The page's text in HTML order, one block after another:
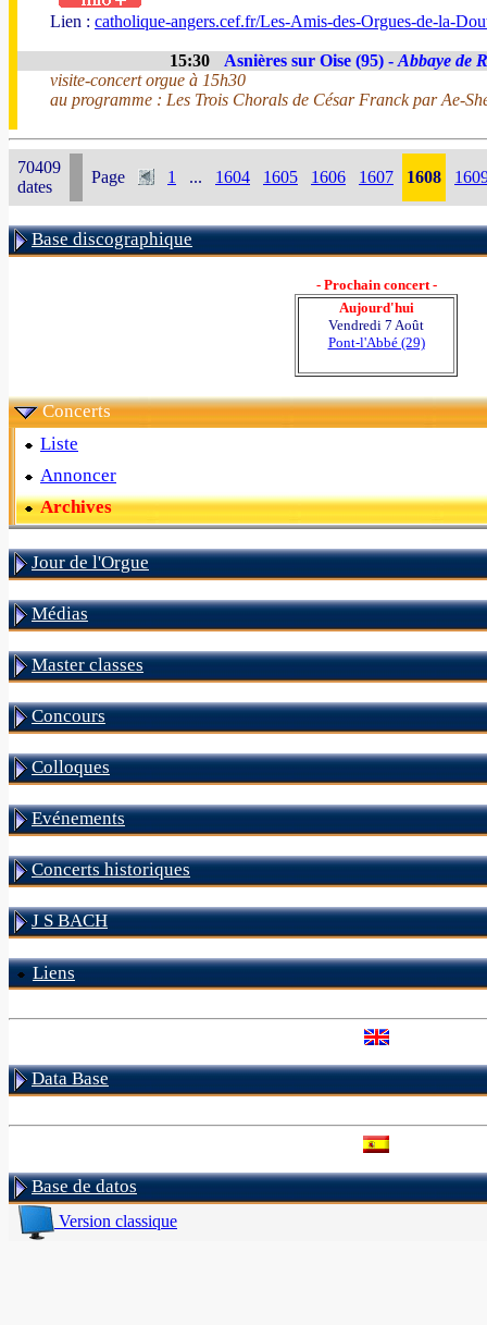
Lien : catholique-angers.cef.fr/Les-Amis-des-Orgues-de-la-
15:30 Asnières sur Oise (95) - Abbaye de
visite-concert orgue à 15h30
au programme : Les Trois Chorals de César Franck par Ae-
70409
dates
Page 1 ... 1604 1605 1606 1607 1608
Base discographique
- Prochain concert -
Aujourd'hui
Vendredi 7 Août
Pont-l'Abbé (29)
Concerts
Liste
Annoncer
Archives
Jour de l'Orgue
Médias
Master classes
Concours
Colloques
Evénements
Concerts historiques
J S BACH
Liens
Data Base
Base de datos
Version classique